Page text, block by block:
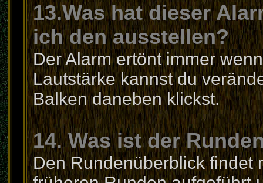
13.Was hat dieser
ich den ausstellen?
Der Alarm ertönt immer
Lautstärke kannst du
Balken daneben klickst.
14. Was ist der
Den Rundenüberblick findet